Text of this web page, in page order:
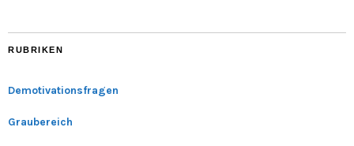
RUBRIKEN
Demotivationsfragen
Graubereich